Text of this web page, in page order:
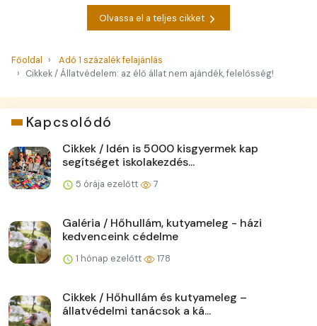
Olvassa el a teljes cikket
Főoldal
Adó 1 százalék felajánlás
Cikkek / Állatvédelem: az élő állat nem ajándék, felelősség!
Kapcsolódó
Cikkek / Idén is 5000 kisgyermek kap
segítséget iskolakezdés...
5 órája ezelőtt 7
Galéria / Hőhullám, kutyameleg - házi
kedvenceink cédelme
1 hónap ezelőtt 178
Cikkek / Hőhullám és kutyameleg –
állatvédelmi tanácsok a ká...